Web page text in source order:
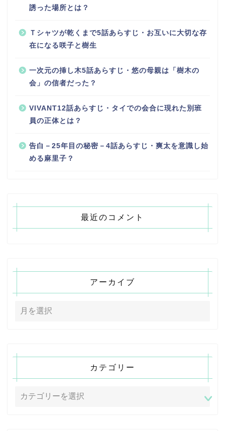
誘った場所とは？
Ｔシャツが乾くまで5話あらすじ・お互いに大切な存
在になる咲子と樹生
一次元の挿し木5話あらすじ・悠の母親は「樹木の
会」の信者だった？
VIVANT12話あらすじ・タイでの会合に現れた別班
員の正体とは？
告白－25年目の秘密－4話あらすじ・爽太を意識し始
める麻里子？
最近のコメント
アーカイブ
カテゴリー